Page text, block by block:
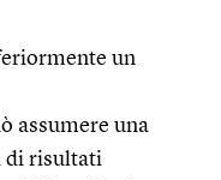
un
assumere una
di risultati